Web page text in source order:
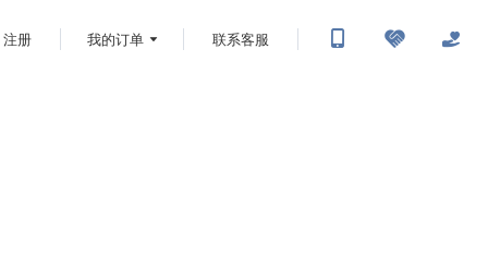
注册 我的订单 联系客服